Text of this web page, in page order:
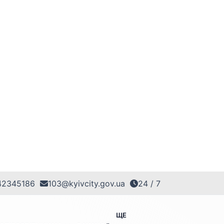
103@kyivcity.gov.ua 24 / 7
ЩЕ